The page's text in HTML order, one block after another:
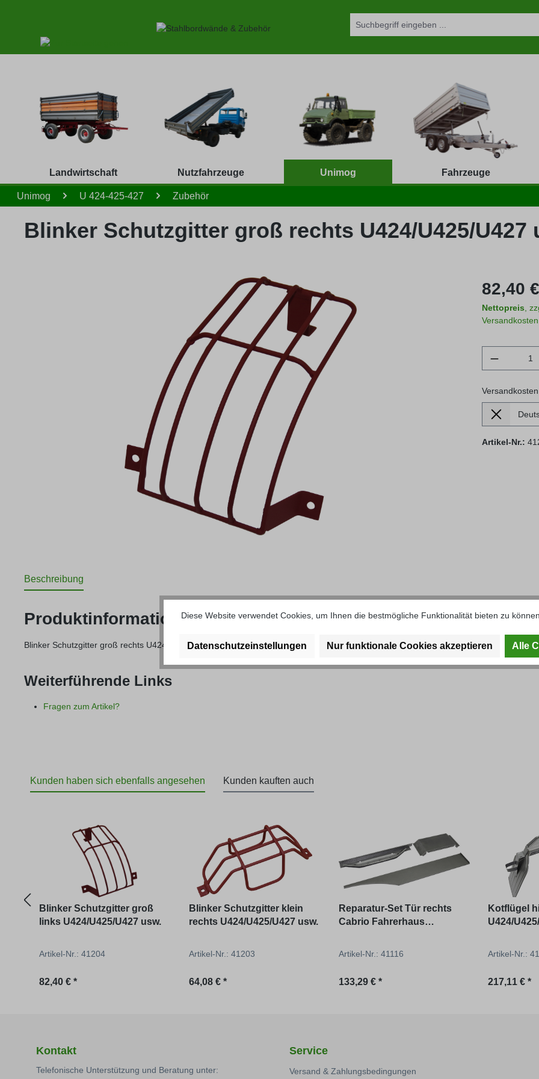
Landwirtschaft Nutzfahrzeuge Unimog Fahrzeuge
Unimog U 424-425-427 Zubehör
Blinker Schutzgitter groß rechts U424/U425/U427
Regulärer Preis:
82,40
Nettopreis ,
Versandkosten
Lieferland
Artikel-Nr.:
Beschreibung
Produktinformationen "Blinker Schutzgitter groß rechts U424/
Blinker Schutzgitter groß rechts U424/U425/U427 usw.
Weiterführende Links
Fragen zum Artikel?
Kunden haben sich ebenfalls angesehen Kunden kauften auch
Blinker Schutzgitter groß
links U424/U425/U427 usw.
Artikel-Nr.: 41204
Regulärer Preis:
82,40 € *
Blinker Schutzgitter klein
rechts U424/U425/U427 usw.
Artikel-Nr.: 41203
Regulärer Preis:
64,08 € *
Reparatur-Set Tür rechts
Cabrio Fahrerhaus
Artikel-Nr.: 41116
Regulärer Preis:
133,29 € *
Kotflügel
U424/
Artikel-Nr.:
Regulärer
217,11 € *
Kontakt
Telefonische Unterstützung und Beratung unter:
Service
Versand & Zahlungsbedingungen
Diese Website verwendet Cookies, um Ihnen die bestmögliche Funktionalität bieten zu
Datenschutzeinstellungen Nur funktionale Cookies akzeptieren Alle